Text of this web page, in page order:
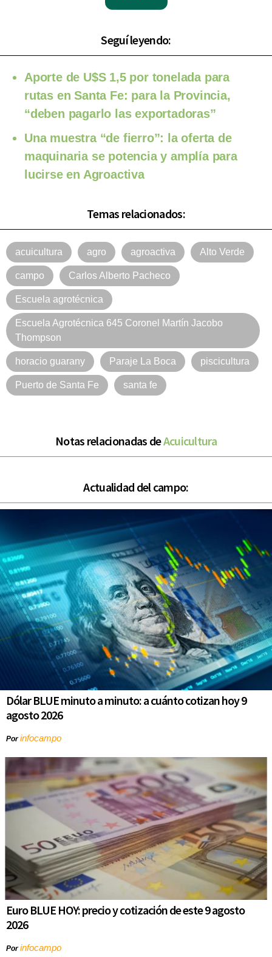
Seguí leyendo:
Aporte de U$S 1,5 por tonelada para
rutas en Santa Fe: para la Provincia,
“deben pagarlo las exportadoras”
Una muestra “de fierro”: la oferta de
maquinaria se potencia y amplía para
lucirse en Agroactiva
Temas relacionados:
acuicultura agro agroactiva Alto Verde
campo Carlos Alberto Pacheco
Escuela agrotécnica
Escuela Agrotécnica 645 Coronel Martín Jacobo
Thompson
horacio guarany Paraje La Boca piscicultura
Puerto de Santa Fe santa fe
Notas relacionadas deAcuicultura
Actualidad del campo:
Dólar BLUE minuto a minuto: a cuánto cotizan hoy 9
agosto 2026
Porinfocampo
Euro BLUE HOY: precio y cotización de este 9 agosto
2026
Porinfocampo